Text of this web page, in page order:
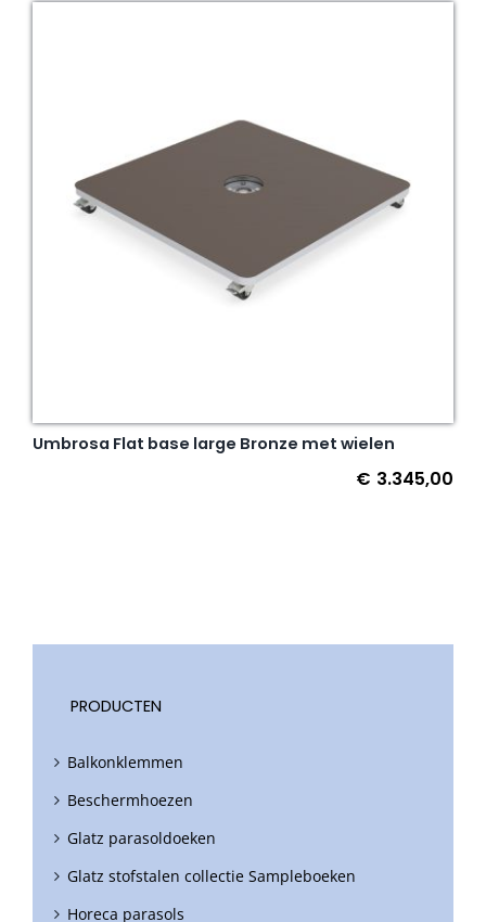
Umbrosa Flat base large Bronze met wielen
€ 3.345,00
PRODUCTEN
Balkonklemmen
Beschermhoezen
Glatz parasoldoeken
Glatz stofstalen collectie Sampleboeken
Horeca parasols